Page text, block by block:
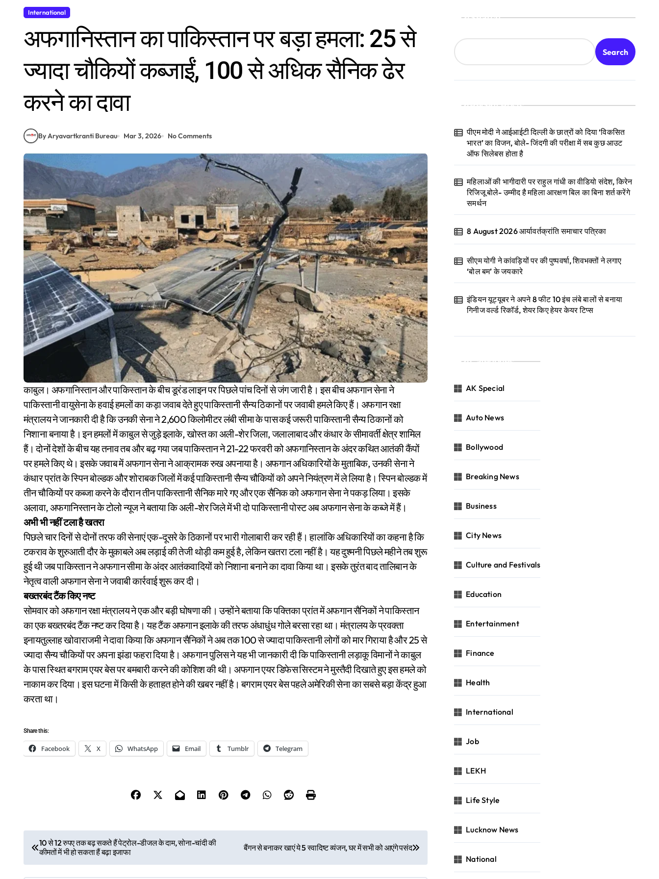
International
अफगानिस्तान का पाकिस्तान पर बड़ा हमला: 25 से
ज्यादा चौकियों कब्जाईं, 100 से अधिक सैनिक ढेर
करने का दावा
By Aryavartkranti Bureau Mar 3, 2026 No Comments
काबुल। अफगानिस्तान और पाकिस्तान के बीच डूरंड लाइन पर पिछले पांच दिनों से जंग जारी है। इस बीच अफगान सेना ने
पाकिस्तानी वायुसेना के हवाई हमलों का कड़ा जवाब देते हुए पाकिस्तानी सैन्य ठिकानों पर जवाबी हमले किए हैं। अफगान रक्षा
मंत्रालय ने जानकारी दी है कि उनकी सेना ने 2,600 किलोमीटर लंबी सीमा के पास कई जरूरी पाकिस्तानी सैन्य ठिकानों को
निशाना बनाया है। इन हमलों में काबुल से जुड़े इलाके, खोस्त का अली-शेर जिला, जलालाबाद और कंधार के सीमावर्ती क्षेत्र शामिल
हैं। दोनों देशों के बीच यह तनाव तब और बढ़ गया जब पाकिस्तान ने 21-22 फरवरी को अफगानिस्तान के अंदर कथित आतंकी कैंपों
पर हमले किए थे। इसके जवाब में अफगान सेना ने आक्रामक रुख अपनाया है। अफगान अधिकारियों के मुताबिक, उनकी सेना ने
कंधार प्रांत के स्पिन बोल्डक और शोराबक जिलों में कई पाकिस्तानी सैन्य चौकियों को अपने नियंत्रण में ले लिया है। स्पिन बोल्डक में
तीन चौकियों पर कब्जा करने के दौरान तीन पाकिस्तानी सैनिक मारे गए और एक सैनिक को अफगान सेना ने पकड़ लिया। इसके
अलावा, अफगानिस्तान के टोलो न्यूज ने बताया कि अली-शेर जिले में भी दो पाकिस्तानी पोस्ट अब अफगान सेना के कब्जे में हैं।
अभी भी नहीं टला है खतरा
पिछले चार दिनों से दोनों तरफ की सेनाएं एक-दूसरे के ठिकानों पर भारी गोलाबारी कर रही हैं। हालांकि अधिकारियों का कहना है कि
टकराव के शुरुआती दौर के मुकाबले अब लड़ाई की तेजी थोड़ी कम हुई है, लेकिन खतरा टला नहीं है। यह दुश्मनी पिछले महीने तब शुरू
हुई थी जब पाकिस्तान ने अफगान सीमा के अंदर आतंकवादियों को निशाना बनाने का दावा किया था। इसके तुरंत बाद तालिबान के
नेतृत्व वाली अफगान सेना ने जवाबी कार्रवाई शुरू कर दी।
बख्तरबंद टैंक किए नष्ट
सोमवार को अफगान रक्षा मंत्रालय ने एक और बड़ी घोषणा की। उन्होंने बताया कि पक्तिका प्रांत में अफगान सैनिकों ने पाकिस्तान
का एक बख्तरबंद टैंक नष्ट कर दिया है। यह टैंक अफगान इलाके की तरफ अंधाधुंध गोले बरसा रहा था। मंत्रालय के प्रवक्ता
इनायतुल्लाह खोवाराजमी ने दावा किया कि अफगान सैनिकों ने अब तक 100 से ज्यादा पाकिस्तानी लोगों को मार गिराया है और 25 से
ज्यादा सैन्य चौकियों पर अपना झंडा फहरा दिया है। अफगान पुलिस ने यह भी जानकारी दी कि पाकिस्तानी लड़ाकू विमानों ने काबुल
के पास स्थित बगराम एयर बेस पर बमबारी करने की कोशिश की थी। अफगान एयर डिफेस सिस्टम ने मुस्तैदी दिखाते हुए इस हमले को
नाकाम कर दिया। इस घटना में किसी के हताहत होने की खबर नहीं है। बगराम एयर बेस पहले अमेरिकी सेना का सबसे बड़ा केंद्र हुआ
करता था।
Share this:
Facebook X WhatsApp Email Tumblr Telegram
o
10 से 12 रुपए तक बढ़ सकते हैं पेट्रोल-डीजल के दाम, सोना-चांदी की
कीमतों में भी हो सकता हैं बढ़ा इजाफा
बैंगन से बनाकर खाएं ये 5 स्वादिष्ट व्यंजन, घर में सभी को आएंगे पसंद
Search
Search
Recent Posts
पीएम मोदी ने आईआईटी दिल्ली के छात्रों को दिया ‘विकसित
भारत’ का विजन, बोले- जिंदगी की परीक्षा में सब कुछ आउट
ऑफ सिलेबस होता है
महिलाओं की भागीदारी पर राहुल गांधी का वीडियो संदेश, किरेन
रिजिजू बोले- उम्मीद है महिला आरक्षण बिल का बिना शर्त करेंगे
समर्थन
8 August 2026 आर्यावर्तक्रांति समाचार पत्रिका
सीएम योगी ने कांवड़ियों पर की पुष्पवर्षा, शिवभक्तों ने लगाए
‘बोल बम’ के जयकारे
इंडियन यूट्यूबर ने अपने 8 फीट 10 इंच लंबे बालों से बनाया
गिनीज वर्ल्ड रिकॉर्ड, शेयर किए हेयर केयर टिप्स
Categories
AK Special
Auto News
Bollywood
Breaking News
Business
City News
Culture and Festivals
Education
Entertainment
Finance
Health
International
Job
LEKH
Life Style
Lucknow News
National